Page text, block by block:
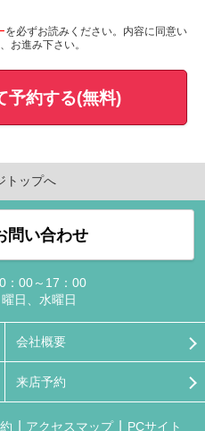
を必ずお読みください。内容に同意い
お進み下さい。
予約する(無料)
トップへ
問い合わせ
：00～17：00
曜日、水曜日
会社概要
来店予約
アクセスマップ PCサイト